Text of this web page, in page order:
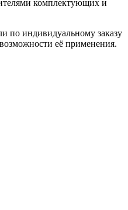
комплектующих и
по индивидуальному заказу
её применения.